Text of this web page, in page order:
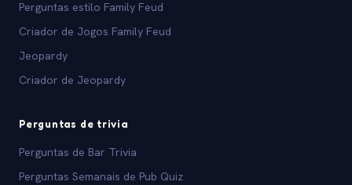
Perguntas estilo Family Feud
Criador de Jogos Family Feud
Jeopardy
Criador de Jeopardy
Perguntas de trivia
Perguntas de Bar Trivia
Perguntas Semanais de Pub Quiz